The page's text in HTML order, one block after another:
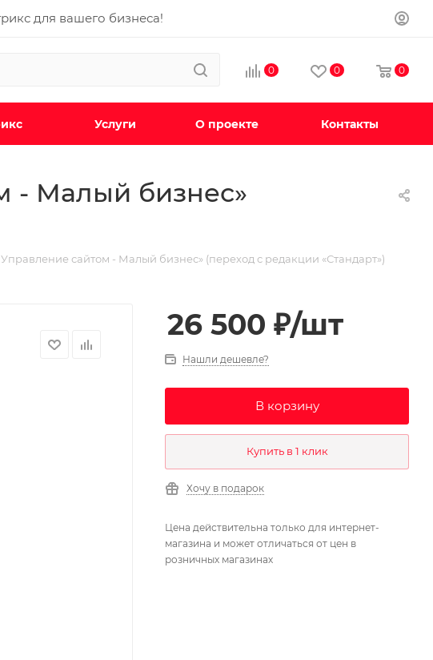
для вашего бизнеса!
0 0 0
Услуги О проекте Контакты
- Малый бизнес»
сайтом - Малый бизнес» (переход с редакции «Стандарт»)
26 500 ₽/шт
Нашли дешевле?
В корзину
Купить в 1 клик
Хочу в подарок
Цена действительна только для интернет-
магазина и может отличаться от цен в
розничных магазинах